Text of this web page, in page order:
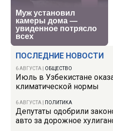
ПОСЛЕДНИЕ НОВОСТИ
6 АВГУСТА ОБЩЕСТВО
Июль в Узбекистане
климатической нормы
6 АВГУСТА ПОЛИТИКА
Депутаты одобрили
авто за дорожное